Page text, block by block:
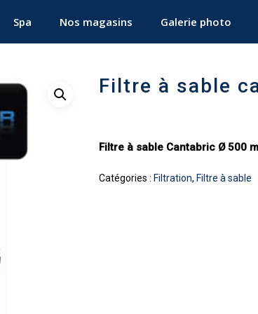
Spa Nos magasins Galerie photo
Filtre à sable
Filtre à sable Cantabric Ø 500
Catégories :Filtration,Filtre à sable